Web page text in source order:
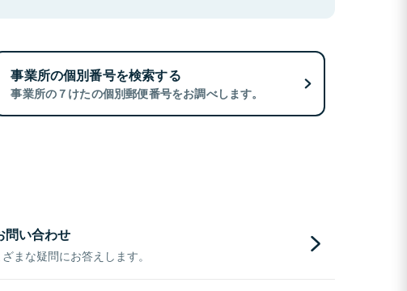
事業所の個別番号を検索する
事業所の７けたの個別郵便番号をお調べします。
問い合わせ
まな疑問にお答えします。